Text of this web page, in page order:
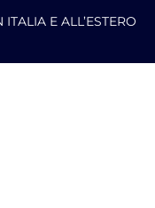
E ALL’ESTERO